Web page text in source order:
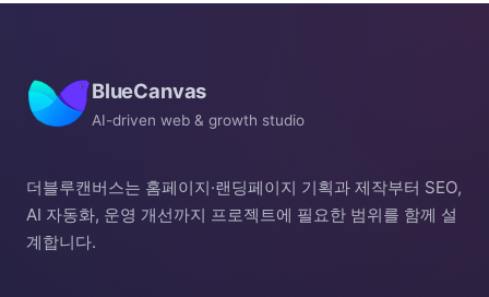
BlueCanvas
AI-driven web & growth studio
더블루캔버스는 홈페이지·랜딩페이지 기획과 제작부터 SEO,
AI 자동화, 운영 개선까지 프로젝트에 필요한 범위를 함께 설
계합니다.